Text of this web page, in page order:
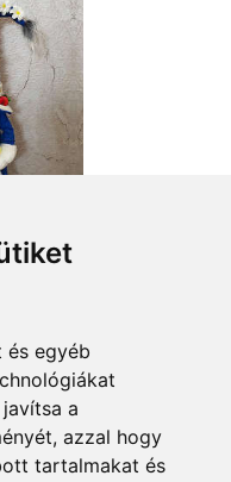
és egyéb
a
azzal hogy
tartalmakat és
módok